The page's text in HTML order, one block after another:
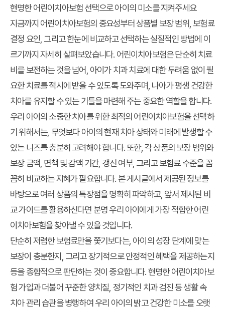
현명한 어린이치아보험 선택으로 아이의 미소를 지켜주세요
지금까지 어린이치아보험의 중요성부터 상품별 보장 범위, 보험료
결정 요인, 그리고 한눈에 비교하고 선택하는 실질적인 방법에 이
르기까지 자세히 살펴보았습니다. 어린이치아보험은 단순히 치료
비를 보전하는 것을 넘어, 아이가 치과 치료에 대한 두려움 없이 필
요한 치료를 적시에 받을 수 있도록 도와주며, 나아가 평생 건강한
치아를 유지할 수 있는 기틀을 마련해 주는 중요한 역할을 합니다.
우리 아이의 소중한 치아를 위한 최적의 어린이치아보험을 선택하
기 위해서는, 무엇보다 아이의 현재 치아 상태와 미래에 발생할 수
있는 니즈를 충분히 고려해야 합니다. 또한, 각 상품의 보장 범위와
보장 금액, 면책 및 감액 기간, 갱신 여부, 그리고 보험료 수준을 꼼
꼼히 비교하는 지혜가 필요합니다. 본 게시글에서 제공된 정보를
바탕으로 여러 상품의 특장점을 명확히 파악하고, 앞서 제시된 비
교 가이드를 활용하신다면 분명 우리 아이에게 가장 적합한 어린
이치아보험을 찾아낼 수 있을 것입니다.
단순히 저렴한 보험료만을 쫓기보다는, 아이의 성장 단계에 맞는
보장이 충분한지, 그리고 장기적으로 안정적인 혜택을 제공하는지
등을 종합적으로 판단하는 것이 중요합니다. 현명한 어린이치아보
험 가입과 더불어 꾸준한 양치질, 정기적인 치과 검진 등 생활 속
치아 관리 습관을 병행하여 우리 아이의 밝고 건강한 미소를 오랫